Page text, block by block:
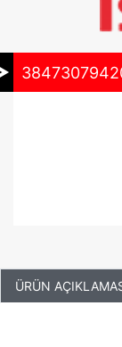
ÜRÜN